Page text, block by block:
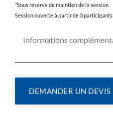
*Sous réserve de maintien de la session
Session ouverte à partir de 3 participants
DEMANDER UN DEVIS